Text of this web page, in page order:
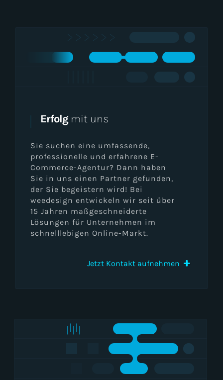
Erfolgmit uns
Sie suchen eine umfassende,
professionelle und erfahrene E-
Commerce-Agentur? Dann haben
Sie in uns einen Partner gefunden,
der Sie begeistern wird! Bei
weedesign entwickeln wir seit über
15 Jahren maßgeschneiderte
Lösungen für Unternehmen im
schnelllebigen Online-Markt.
Jetzt Kontakt aufnehmen